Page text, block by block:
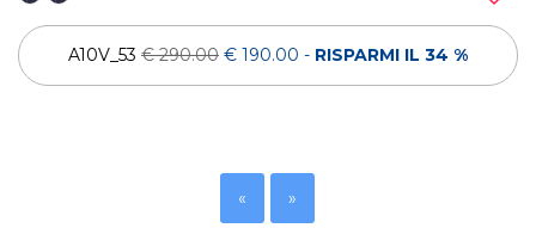
A10V_53 € 290.00 € 190.00 - RISPARMI IL 34 %
« »